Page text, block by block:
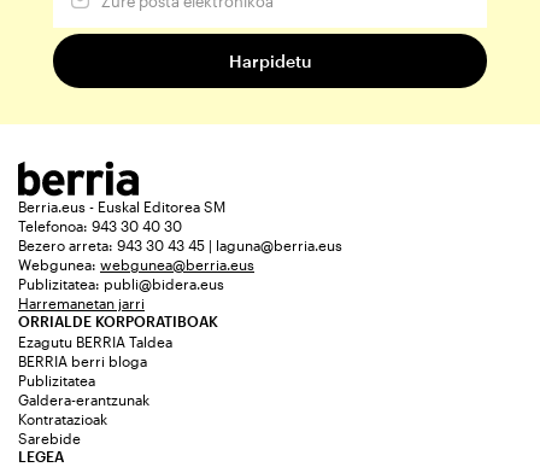
Berria.eus - Euskal Editorea SM
Telefonoa: 943 30 40 30
Bezero arreta: 943 30 43 45 | laguna@berria.eus
Webgunea: webgunea@berria.eus
Publizitatea: publi@bidera.eus
Harremanetan jarri
ORRIALDE KORPORATIBOAK
Ezagutu BERRIA Taldea
BERRIA berri bloga
Publizitatea
Galdera-erantzunak
Kontratazioak
Sarebide
LEGEA